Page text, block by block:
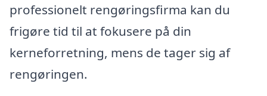
professionelt rengøringsfirma kan du
frigøre tid til at fokusere på din
kerneforretning, mens de tager sig af
rengøringen.